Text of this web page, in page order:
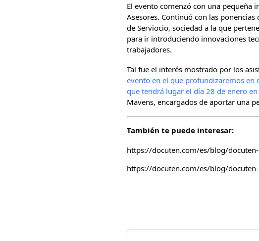
El evento comenzó con una pequeña
Asesores. Continuó con las
de Serviocio, sociedad a la que
para ir introduciendo innovaciones
trabajadores.
Tal fue el interés mostrado por los
evento en el que profundizaremos en
que tendrá lugar el día 28 de enero
Mavens, encargados de aportar una
También te puede interesar:
https://docuten.com/es/blog/
https://docuten.com/es/blog/